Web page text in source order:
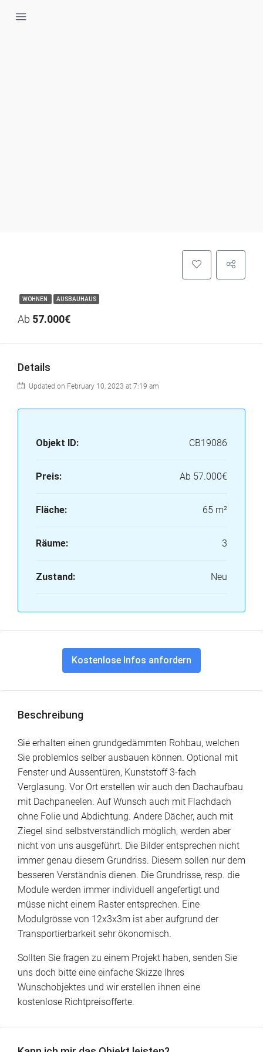
WOHNEN AUSBAUHAUS
Ab 57.000€
Details
Updated on February 10, 2023 at 7:19 am
Objekt ID: CB19086
Preis: Ab 57.000€
Fläche: 65 m²
Räume: 3
Zustand: Neu
Kostenlose Infos anfordern
Beschreibung
Sie erhalten einen grundgedämmten Rohbau, welchen
Sie problemlos selber ausbauen können. Optional mit
Fenster und Aussentüren, Kunststoff 3-fach
Verglasung. Vor Ort erstellen wir auch den Dachaufbau
mit Dachpaneelen. Auf Wunsch auch mit Flachdach
ohne Folie und Abdichtung. Andere Dächer, auch mit
Ziegel sind selbstverständlich möglich, werden aber
nicht von uns ausgeführt. Die Bilder entsprechen nicht
immer genau diesem Grundriss. Diesem sollen nur dem
besseren Verständnis dienen. Die Grundrisse, resp. die
Module werden immer individuell angefertigt und
müsse nicht einem Raster entsprechen. Eine
Modulgrösse von 12x3x3m ist aber aufgrund der
Transportierbarkeit sehr ökonomisch.
Sollten Sie fragen zu einem Projekt haben, senden Sie
uns doch bitte eine einfache Skizze Ihres
Wunschobjektes und wir erstellen ihnen eine
kostenlose Richtpreisofferte.